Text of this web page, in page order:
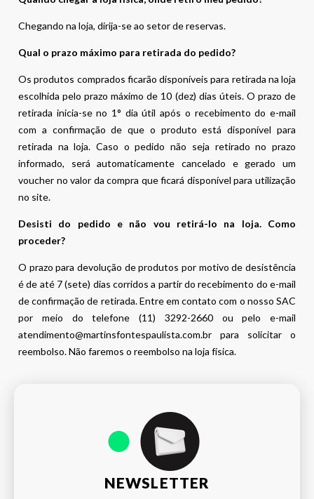
Chegando na loja, dirija-se ao setor de reservas.
Qual o prazo máximo para retirada do pedido?
Os produtos comprados ficarão disponíveis para retirada na loja
escolhida pelo prazo máximo de 10 (dez) dias úteis. O prazo de
retirada inicia-se no 1° dia útil após o recebimento do e-mail
com a confirmação de que o produto está disponível para
retirada na loja. Caso o pedido não seja retirado no prazo
informado, será automaticamente cancelado e gerado um
voucher no valor da compra que ficará disponível para utilização
no site.
Desisti do pedido e não vou retirá-lo na loja. Como
proceder?
O prazo para devolução de produtos por motivo de desistência
é de até 7 (sete) dias corridos a partir do recebimento do e-mail
de confirmação de retirada. Entre em contato com o nosso SAC
por meio do telefone (11) 3292-2660 ou pelo e-mail
atendimento@martinsfontespaulista.com.br para solicitar o
reembolso. Não faremos o reembolso na loja física.
NEWSLETTER